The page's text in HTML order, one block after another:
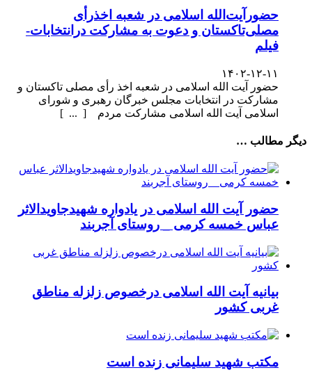
حضورآیت‌الله اسلامی در شعبه اخذرأی
مصلی‌تاکستان و دعوت به مشارکت درانتخابات-
فیلم
۱۴۰۲-۱۲-۱۱
حضور آیت الله اسلامی در شعبه اخذ رأی مصلی تاکستان و
مشارکت در انتخابات مجلس خبرگان رهبری و شورای
اسلامی آیت الله اسلامی مشارکت مردم [ ... ]
دیگر مطالب …
حضور آیت الله اسلامی در یادواره شهیدجاویدالاثر
عباس خمسه کرمی _ روستای آجربند
بیانیه آیت الله اسلامی درخصوص زلزله مناطق
غربی کشور
مکتب شهید سلیمانی زنده است